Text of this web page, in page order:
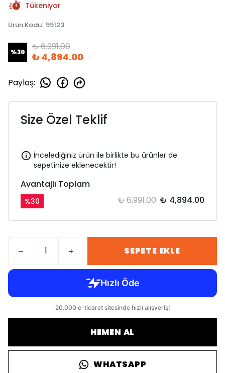
Tükeniyor
Ürün Kodu: 99123
%30 ₺ 6,991.00
₺ 4,894.00
Paylaş:
Size Özel Teklif
İncelediğiniz ürün ile birlikte bu ürünler de
sepetinize eklenecektir!
Avantajlı Toplam
%30 ₺ 6,991.00 ₺ 4,894.00
SEPETE EKLE
HEMEN AL
WHATSAPP